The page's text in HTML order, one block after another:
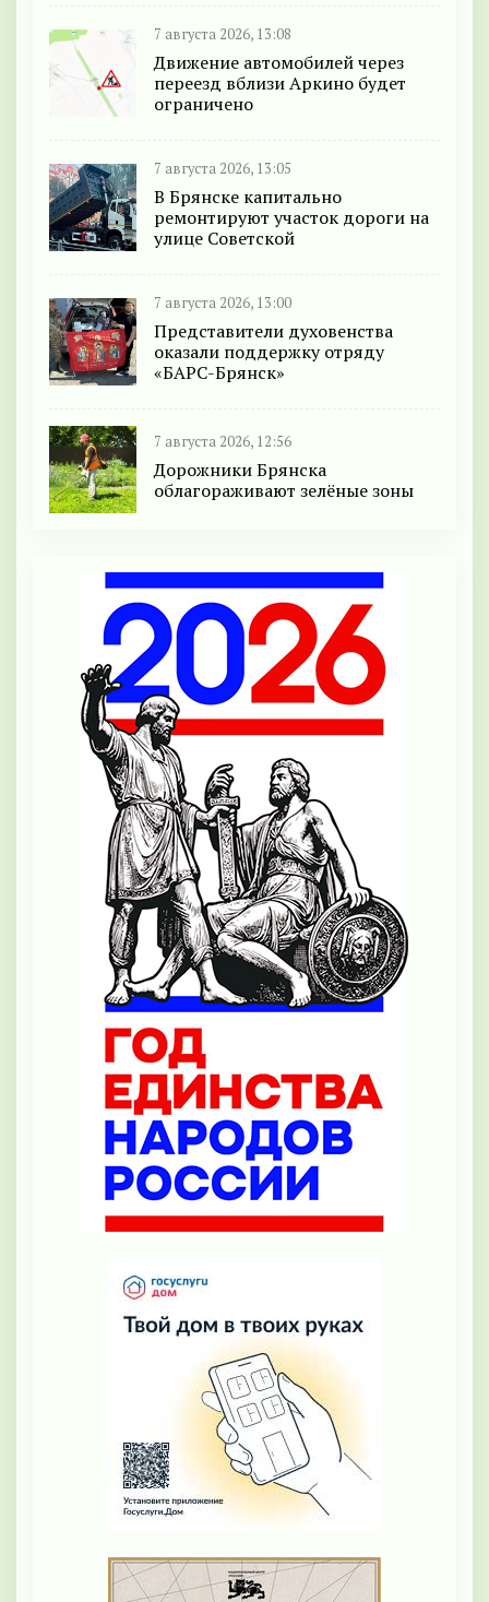
7 августа 2026, 13:08
Движение автомобилей через
переезд вблизи Аркино будет
ограничено
7 августа 2026, 13:05
В Брянске капитально
ремонтируют участок дороги на
улице Советской
7 августа 2026, 13:00
Представители духовенства
оказали поддержку отряду
«БАРС-Брянск»
7 августа 2026, 12:56
Дорожники Брянска
облагораживают зелёные зоны